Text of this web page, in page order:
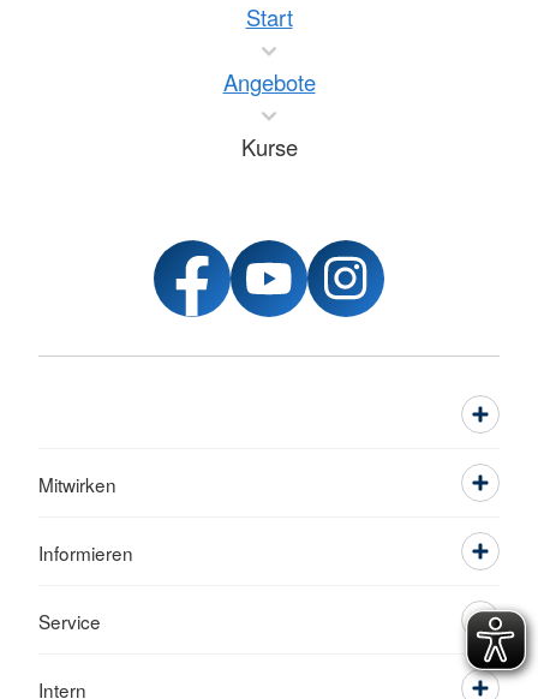
Start
Angebote
Kurse
Mitwirken
Informieren
Service
Intern